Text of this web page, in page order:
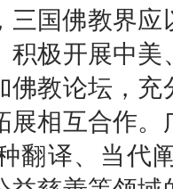
三国佛教界
积极开展中
佛教论坛，
展相互合作
翻译、当代